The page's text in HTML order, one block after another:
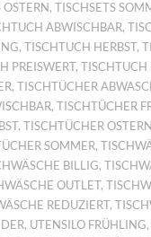
OSTERN ,TISCHSETS
ABWISCHBAR,
,TISCHTUCH HERBST,
PREISWERT,TISCHTUCH
,TISCHTÜCHER
,TISCHTÜCHER
,TISCHTÜCHER OSTERN
SOMMER,
BILLIG,
OUTLET,
REDUZIERT,
, UTENSILO FRÜHLING